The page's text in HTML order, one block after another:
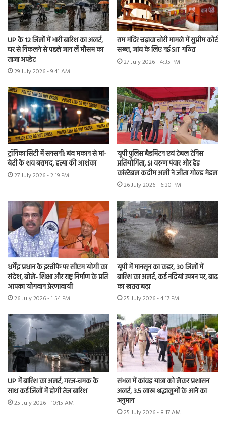
UP के 12 जिलों में भारी बारिश का अलर्ट,
घर से निकलने से पहले जान लें मौसम का
ताजा अपडेट
29 July 2026 - 9:41 AM
राम मंदिर चढ़ावा चोरी मामले में सुप्रीम कोर्ट
सख्त, जांच के लिए नई SIT गठित
27 July 2026 - 4:35 PM
ट्रॉनिका सिटी में सनसनी: बंद मकान से मां-
बेटी के शव बरामद, हत्या की आशंका
27 July 2026 - 2:19 PM
यूपी पुलिस बैडमिंटन एवं टेबल टेनिस
प्रतियोगिता, SI वरुण पंवार और हेड
कांस्टेबल कदीम अली ने जीता गोल्ड मेडल
26 July 2026 - 6:30 PM
धर्मेंद्र प्रधान के इस्तीफे पर सीएम योगी का
संदेश, बोले- शिक्षा और राष्ट्र निर्माण के प्रति
आपका योगदान प्रेरणादायी
26 July 2026 - 1:54 PM
यूपी में मानसून का कहर, 30 जिलों में
बारिश का अलर्ट, कई नदियां उफान पर, बाढ़
का खतरा बढ़ा
25 July 2026 - 4:17 PM
UP में बारिश का अलर्ट, गरज-चमक के
साथ कई जिलों में होगी तेज बारिश
25 July 2026 - 10:15 AM
संभल में कांवड़ यात्रा को लेकर प्रशासन
अलर्ट, 3.5 लाख श्रद्धालुओं के आने का
अनुमान
25 July 2026 - 8:17 AM